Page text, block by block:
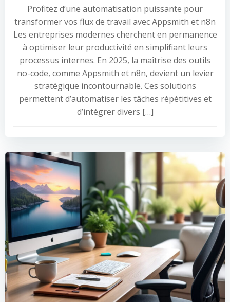
Profitez d’une automatisation puissante pour
transformer vos flux de travail avec Appsmith et n8n
Les entreprises modernes cherchent en permanence
à optimiser leur productivité en simplifiant leurs
processus internes. En 2025, la maîtrise des outils
no-code, comme Appsmith et n8n, devient un levier
stratégique incontournable. Ces solutions
permettent d’automatiser les tâches répétitives et
d’intégrer divers […]